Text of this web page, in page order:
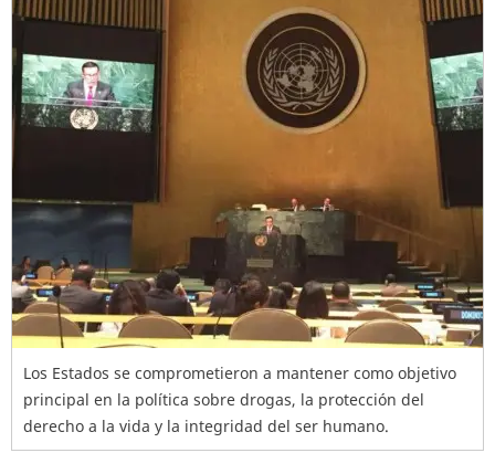
Los Estados se comprometieron a mantener como objetivo
principal en la política sobre drogas, la protección del
derecho a la vida y la integridad del ser humano.